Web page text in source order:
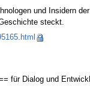
und Insidern
steckt.
für Dialog und